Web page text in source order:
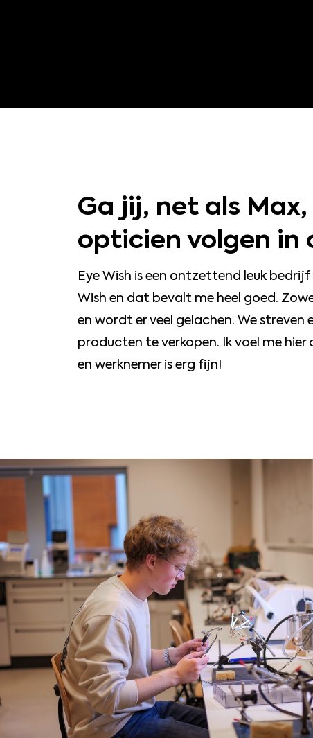
Ga jij, net als
opticien volgen in
Eye Wish is een ontzettend leuk
Wish en dat bevalt me heel goed.
en wordt er veel gelachen. We
producten te verkopen. Ik voel me
en werknemer is erg fijn!